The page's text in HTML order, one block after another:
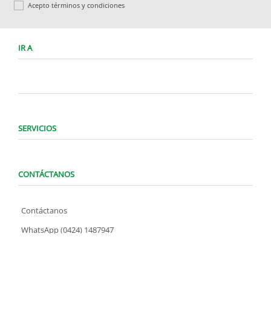
Acepto términos y condiciones
IR A
SERVICIOS
CONTÁCTANOS
Contáctanos
WhatsApp (0424) 1487947